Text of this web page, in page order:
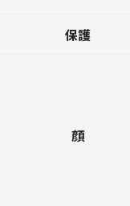
保護
顔